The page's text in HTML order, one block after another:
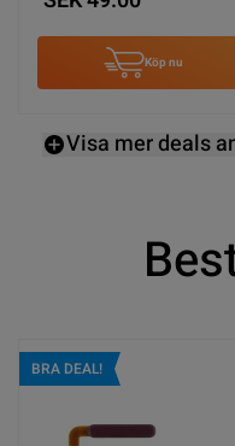
Köp nu
Visa mer deals
BRA DEAL!